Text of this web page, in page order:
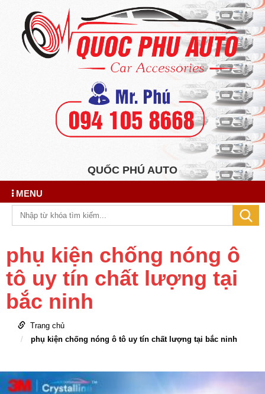
QUỐC PHÚ AUTO
MENU
phụ kiện chống nóng ô
tô uy tín chất lượng tại
bắc ninh
Trang chủ
phụ kiện chống nóng ô tô uy tín chất lượng tại bắc ninh